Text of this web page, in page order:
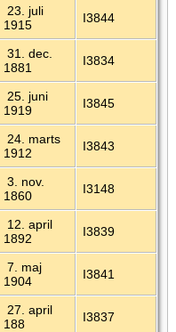
23. juli
1915
I3844
31. dec.
1881
I3834
25. juni
1919
I3845
24. marts
1912
I3843
3. nov.
1860
I3148
12. april
1892
I3839
7. maj
1904
I3841
27. april
188
I3837